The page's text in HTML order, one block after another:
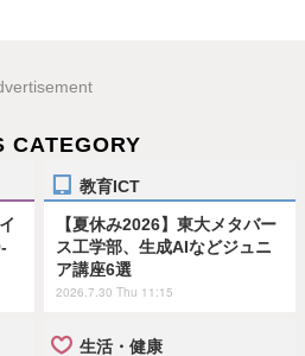
CATEGORY
教育ICT
【夏休み2026】東大メタバー
ス工学部、生成AIなどジュニ
ア講座6選
2026.7.30 Thu 11:15
生活・健康